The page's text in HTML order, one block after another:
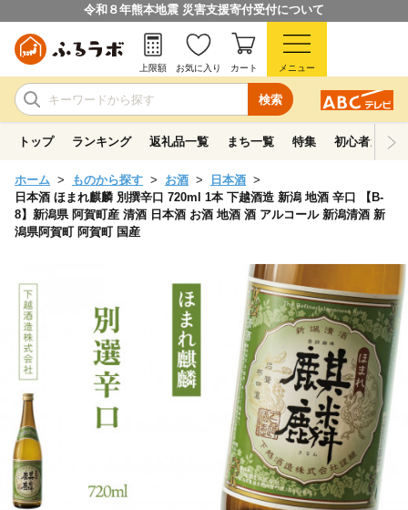
令和８年熊本地震 災害支援寄付受付について
検索
上限額 お気に入り カート メニュー
トップ ランキング 返礼品一覧 まち一覧 特集 初心者ガイド
ホーム ものから探す お酒
日本酒
日本酒 ほまれ麒麟 別撰辛口 720ml 1本 下越酒造 新潟 地酒 辛口 【B-
8】新潟県 阿賀町産 清酒 日本酒 お酒 地酒 酒 アルコール 新潟清酒 新
潟県阿賀町 阿賀町 国産